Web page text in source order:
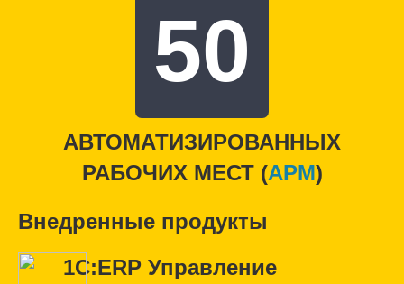
50
АВТОМАТИЗИРОВАННЫХ
РАБОЧИХ МЕСТ (APM)
Внедренные продукты
1С:ERP Управление